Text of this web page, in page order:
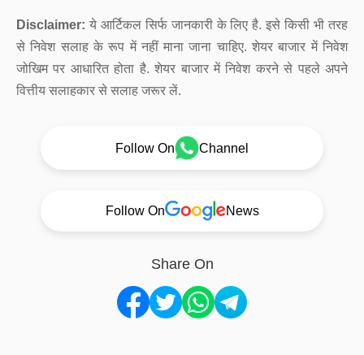
Disclaimer: ये आर्टिकल सिर्फ जानकारी के लिए है. इसे किसी भी तरह
से निवेश सलाह के रूप में नहीं माना जाना चाहिए. शेयर बाजार में निवेश
जोखिम पर आधारित होता है. शेयर बाजार में निवेश करने से पहले अपने
वित्तीय सलाहकार से सलाह जरूर लें.
Follow On Channel
Follow On News
Share On